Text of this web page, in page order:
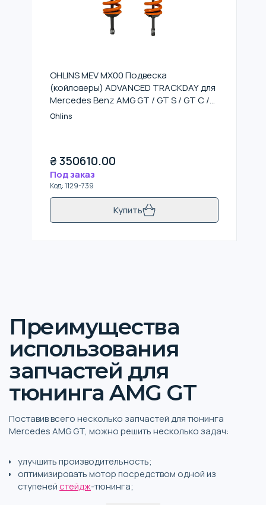
OHLINS MEV MX00 Подвеска
(койловеры) ADVANCED TRACKDAY для
Mercedes Benz AMG GT / GT S / GT C /
GT R (C190, R190) 2015-2021
Ohlins
₴350610.00
Под заказ
Код:1129-739
Купить
Преимущества
использования
запчастей для
тюнинга AMG GT
Поставив всего несколько запчастей для тюнинга
Mercedes AMG GT, можно решить несколько задач:
улучшить производительность;
оптимизировать мотор посредством одной из
ступенейстейдж-тюнинга;